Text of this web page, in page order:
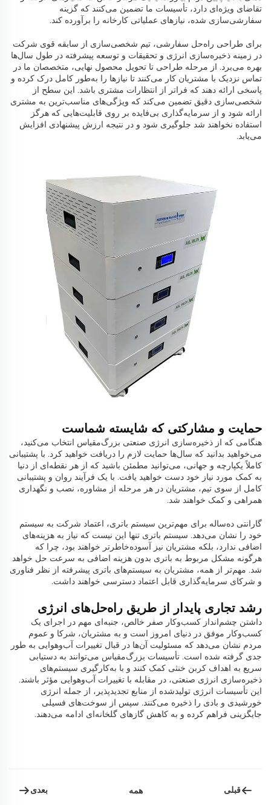
تقاضای ویژه‌ای دارد، تأسیسات ما تضمین می‌کنند که گزینه
سفارشی‌سازی شده، نیازهای عملیاتی کارخانه را برآورده کند.
برای طراحی راه‌حل سفارشی، تیم شخصی‌سازی از سابقه قوی شرکت
در زمینه ذخیره‌سازی انرژی و تحقیقات و توسعه پیشرفته در طول سال‌ها
بهره می‌برد. از مرحله طراحی تا تحویل محصول نهایی، متخصصان ما در
تماس نزدیک با مشتریان کار می‌کنند تا نیازها را به‌طور کامل درک کرده و
پاسخی ارائه دهند که فراتر از انتظارات مشتری باشد. این سطح از
شخصی‌سازی دقیق تضمین می‌کند که ویژگی‌های مناسب‌ترین به مشتری
ارائه شود و از سرمایه‌گذاری بی‌فایده بر روی قابلیت‌هایی که هرگز
استفاده نخواهند شد جلوگیری شود و در نتیجه ارزش پیشنهادی افزایش
می‌یابد.
حمایت و مشارکتی که شایسته شماست
هنگامی که از ذخیره‌سازی انرژی صنعتی بزرگ‌مقیاس انتخاب می‌کنید،
می‌خواهید بدانید که سال‌ها حمایت لازم را دریافت خواهید کرد. با پشتیبانی
کاملاً یکپارچه و جهانی، می‌توانید مطمئن باشید که از هر نقطه‌ای از دنیا
به کمک مورد نیاز خود دست خواهید یافت. با یک فرآیند روان و پشتیبانی
کامل از سوی تیم، مشتریان در هر مرحله از مشاوره، نصب و نگهداری
همراهی و کمک خواهند شد.
گارانتی ده‌ساله برای مهم‌ترین سیستم باتری، اعتماد شرکت به سیستم
خود را نشان می‌دهد. سیستم باتری تنها این نیست که نیاز به هزینه‌های
اضافی ندارد، بلکه مشتریان نیز آسوده‌خاطرتر خواهند بود، چرا که
هرگونه مشکل مربوط به باتری بدون هزینه اضافی به سرعت حل خواهد
شد. مهم‌تر از همه، مشتریان به سیستم‌های باتری پیشرفته از نظر فناوری
و شرکای سرمایه‌گذاری قابل اعتماد دسترسی خواهند داشت.
رشد تجاری پایدار از طریق راه‌حل‌های انرژی
داشتن چشم‌انداز کسب‌وکار صفر خالص، جنبه‌ای مهم در اجرای یک
کسب‌وکار موفق در دنیای امروز است و به مشتریان، شرکا و عموم
مردم نشان می‌دهد که مسئولیت آن‌ها در قبال تغییرات آب‌وهوایی به طور
جدی گرفته شده است. تأسیسات بزرگ‌مقیاس می‌توانند به دستیابی
سریع به اهداف کربن خنثی کمک کنند و با به‌کارگیری سیستم‌های
ذخیره‌سازی انرژی صنعتی، در مقابله با تغییرات آب‌وهوایی مؤثر باشند.
این تأسیسات انرژی تولیدشده از منابع تجدیدپذیر، از جمله انرژی
خورشیدی و بادی را ذخیره می‌کنند. سپس از سوخت‌های فسیلی
جایگزینی فراهم کرده و به کاهش گازهای گلخانه‌ای ادامه می‌دهند.
قبلی همه بعدی